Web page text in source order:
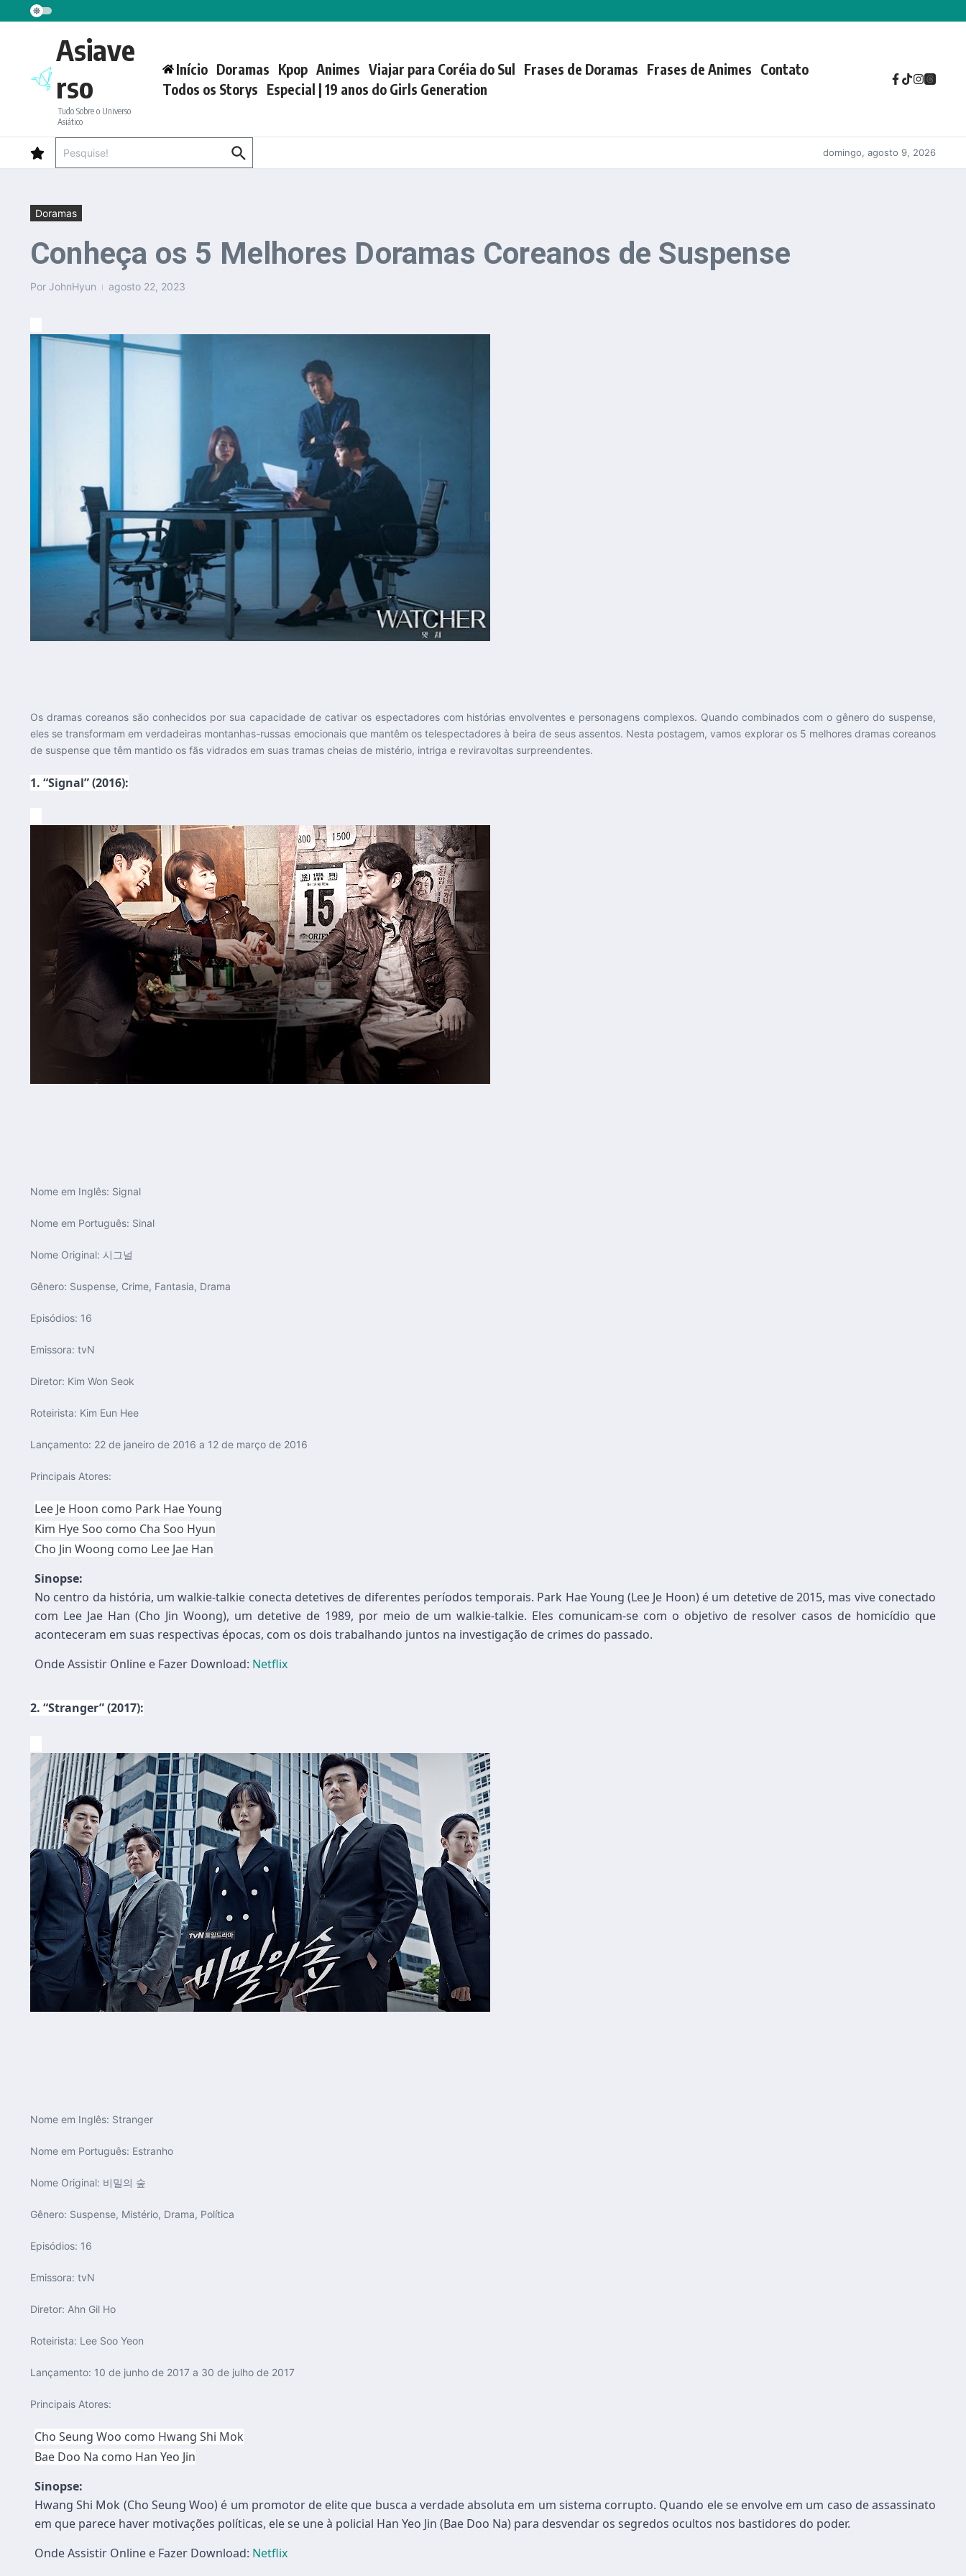
Ir para o conteúdo
Asiave
rso
Tudo Sobre o Universo
Asiático
Início Doramas Kpop Animes Viajar para Coréia do Sul Frases de Doramas Frases de Animes Contato
Todos os Storys Especial | 19 anos do Girls Generation
domingo, agosto 9, 2026
Doramas
Conheça os 5 Melhores Doramas Coreanos de Suspense
Por JohnHyun agosto 22, 2023
Os dramas coreanos são conhecidos por sua capacidade de cativar os espectadores com histórias envolventes e personagens complexos. Quando combinados com o gênero do suspense,
eles se transformam em verdadeiras montanhas-russas emocionais que mantêm os telespectadores à beira de seus assentos. Nesta postagem, vamos explorar os 5 melhores dramas coreanos
de suspense que têm mantido os fãs vidrados em suas tramas cheias de mistério, intriga e reviravoltas surpreendentes.
1. “Signal” (2016):
Nome em Inglês: Signal
Nome em Português: Sinal
Nome Original: 시그널
Gênero: Suspense, Crime, Fantasia, Drama
Episódios: 16
Emissora: tvN
Diretor: Kim Won Seok
Roteirista: Kim Eun Hee
Lançamento: 22 de janeiro de 2016 a 12 de março de 2016
Principais Atores:
Lee Je Hoon como Park Hae Young
Kim Hye Soo como Cha Soo Hyun
Cho Jin Woong como Lee Jae Han
Sinopse:
No centro da história, um walkie-talkie conecta detetives de diferentes períodos temporais. Park Hae Young (Lee Je Hoon) é um detetive de 2015, mas vive conectado
com Lee Jae Han (Cho Jin Woong), um detetive de 1989, por meio de um walkie-talkie. Eles comunicam-se com o objetivo de resolver casos de homicídio que
aconteceram em suas respectivas épocas, com os dois trabalhando juntos na investigação de crimes do passado.
Onde Assistir Online e Fazer Download: Netflix
2. “Stranger” (2017):
Nome em Inglês: Stranger
Nome em Português: Estranho
Nome Original: 비밀의 숲
Gênero: Suspense, Mistério, Drama, Política
Episódios: 16
Emissora: tvN
Diretor: Ahn Gil Ho
Roteirista: Lee Soo Yeon
Lançamento: 10 de junho de 2017 a 30 de julho de 2017
Principais Atores:
Cho Seung Woo como Hwang Shi Mok
Bae Doo Na como Han Yeo Jin
Sinopse:
Hwang Shi Mok (Cho Seung Woo) é um promotor de elite que busca a verdade absoluta em um sistema corrupto. Quando ele se envolve em um caso de assassinato
em que parece haver motivações políticas, ele se une à policial Han Yeo Jin (Bae Doo Na) para desvendar os segredos ocultos nos bastidores do poder.
Onde Assistir Online e Fazer Download: Netflix